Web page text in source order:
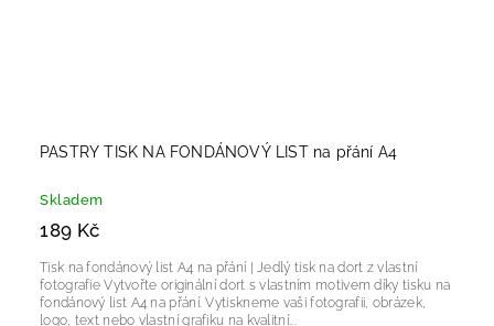
PASTRY TISK NA FONDÁNOVÝ LIST na přání A4
Skladem
189 Kč
Tisk na fondánový list A4 na přání | Jedlý tisk na dort z vlastní
fotografie Vytvořte originální dort s vlastním motivem díky tisku na
fondánový list A4 na přání. Vytiskneme vaši fotografii, obrázek,
logo, text nebo vlastní grafiku na kvalitní...